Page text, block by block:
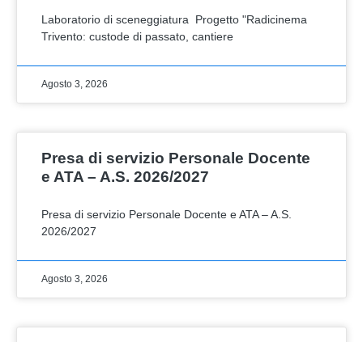
Laboratorio di sceneggiatura Progetto "Radicinema
Trivento: custode di passato, cantiere
Agosto 3, 2026
Presa di servizio Personale Docente
e ATA – A.S. 2026/2027
Presa di servizio Personale Docente e ATA – A.S.
2026/2027
Agosto 3, 2026